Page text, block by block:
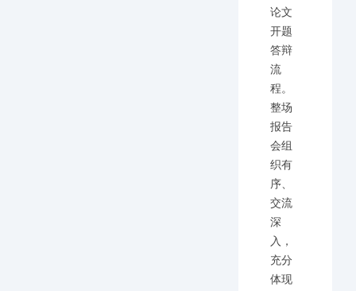
论文
开题
答辩
流
程。
整场
报告
会组
织有
序、
交流
深
入，
充分
体现